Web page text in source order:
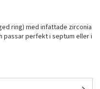
ring) med infattade zirconia
passar perfekt i septum eller i